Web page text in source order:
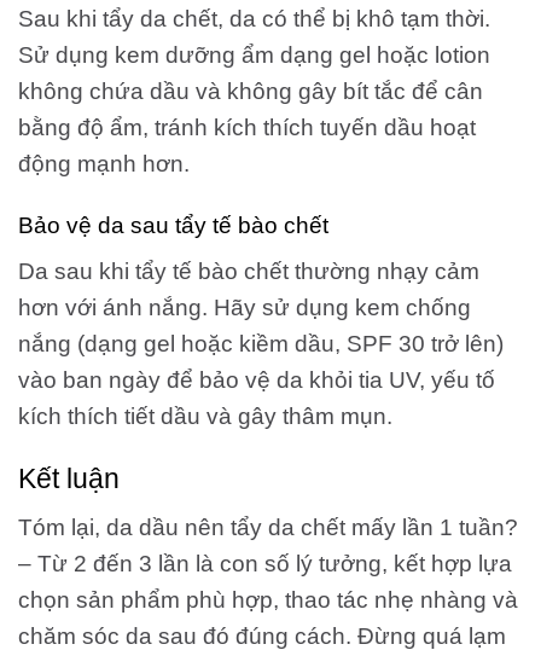
Sau khi tẩy da chết, da có thể bị khô tạm thời.
Sử dụng kem dưỡng ẩm dạng gel hoặc lotion
không chứa dầu và không gây bít tắc để cân
bằng độ ẩm, tránh kích thích tuyến dầu hoạt
động mạnh hơn.
Bảo vệ da sau tẩy tế bào chết
Da sau khi tẩy tế bào chết thường nhạy cảm
hơn với ánh nắng. Hãy sử dụng kem chống
nắng (dạng gel hoặc kiềm dầu, SPF 30 trở lên)
vào ban ngày để bảo vệ da khỏi tia UV, yếu tố
kích thích tiết dầu và gây thâm mụn.
Kết luận
Tóm lại, da dầu nên tẩy da chết mấy lần 1 tuần?
– Từ 2 đến 3 lần là con số lý tưởng, kết hợp lựa
chọn sản phẩm phù hợp, thao tác nhẹ nhàng và
chăm sóc da sau đó đúng cách. Đừng quá lạm